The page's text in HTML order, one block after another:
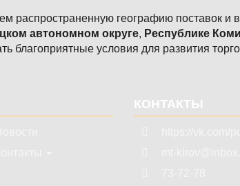
распространенную географию поставок
автономном округе, Республике Коми
благоприятные условия для развития
КОНТАКТЫ